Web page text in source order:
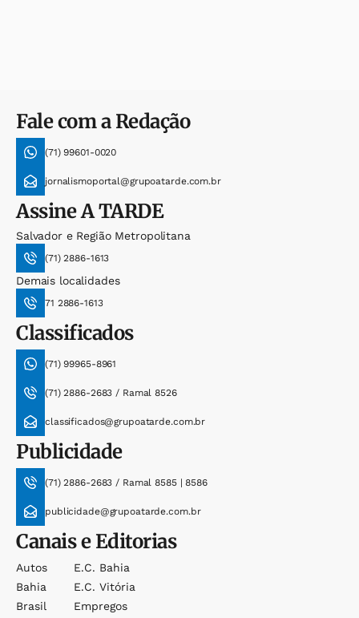
Fale com a Redação
(71) 99601-0020
jornalismoportal@grupoatarde.com.br
AssineA TARDE
Salvador e Região Metropolitana
(71) 2886-1613
Demais localidades
71 2886-1613
Classificados
(71) 99965-8961
(71) 2886-2683 / Ramal 8526
classificados@grupoatarde.com.br
Publicidade
(71) 2886-2683 / Ramal 8585 | 8586
publicidade@grupoatarde.com.br
Canais e Editorias
Autos
Bahia
Brasil
E.c. Bahia
E.c. Vitória
Empregos